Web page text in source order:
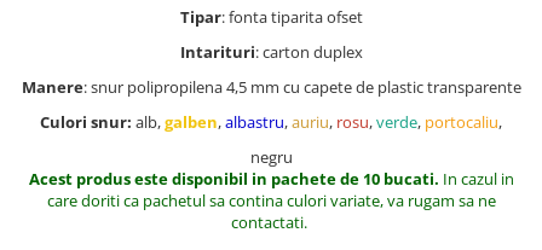
Tipar: fonta tiparita ofset
Intarituri: carton duplex
Manere: snur polipropilena 4,5 mm cu capete de plastic transparente
Culori snur: alb,galben,albastru,auriu, rosu,verde, portocaliu,
negru
Acest produs este disponibil in pachete de 10 bucati. In cazul in
care doriti ca pachetul sa contina culori variate, va rugam sa ne
contactati.